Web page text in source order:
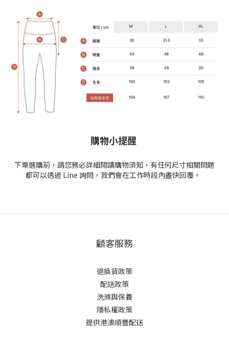
購物小提醒
下單選購前，請您務必詳細閱讀購物須知，有任何尺寸相關問題
都可以透過 Line 詢問，我們會在工作時段內盡快回覆。
顧客服務
退換貨政策
配送政策
洗滌與保養
隱私權政策
提供港澳順豐配送